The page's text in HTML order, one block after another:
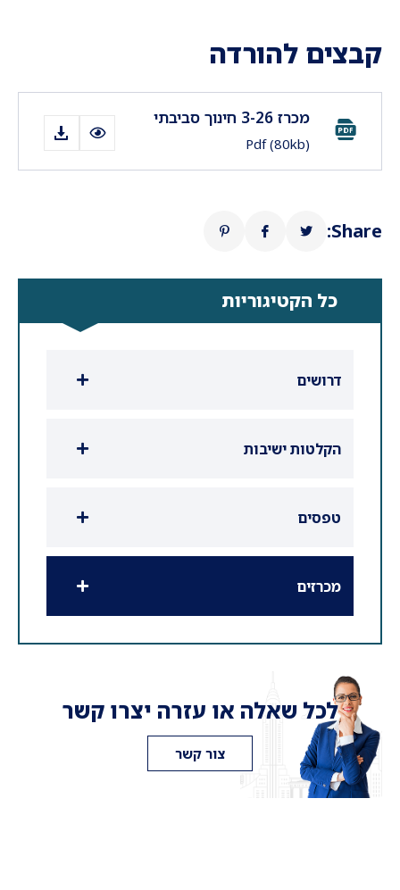
כל הקטיגוריות
דרושים
הקלטות ישיבות
טפסים
מכרזים
לכל שאלה או עזרה יצרו קשר
צור קשר
קבצים להורדה
מכרז 3-26 חינוך סביבתי
Pdf(80kb)
Share: